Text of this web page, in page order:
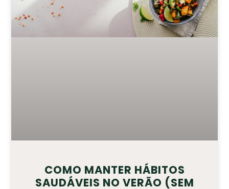
COMO MANTER HÁBITOS
SAUDÁVEIS NO VERÃO (SEM